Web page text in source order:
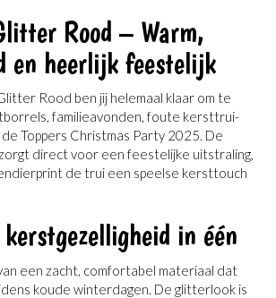
Rood – Warm,
en heerlijk feestelijk
Rood ben jij helemaal klaar om te
familieavonden, foute kersttrui-
Toppers Christmas Party 2025. De
direct voor een feestelijke uitstraling,
de trui een speelse kersttouch
in één
een zacht, comfortabel materiaal dat
koude winterdagen. De glitterlook is